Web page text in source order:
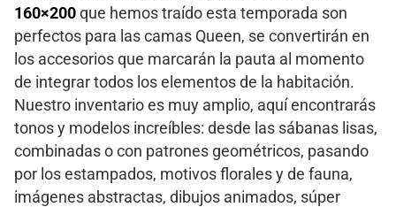
160×200 que hemos traído esta temporada son
perfectos para las camas Queen, se convertirán en
los accesorios que marcarán la pauta al momento
de integrar todos los elementos de la habitación.
Nuestro inventario es muy amplio, aquí encontrarás
tonos y modelos increíbles: desde las sábanas lisas,
combinadas o con patrones geométricos, pasando
por los estampados, motivos florales y de fauna,
imágenes abstractas, dibujos animados, súper